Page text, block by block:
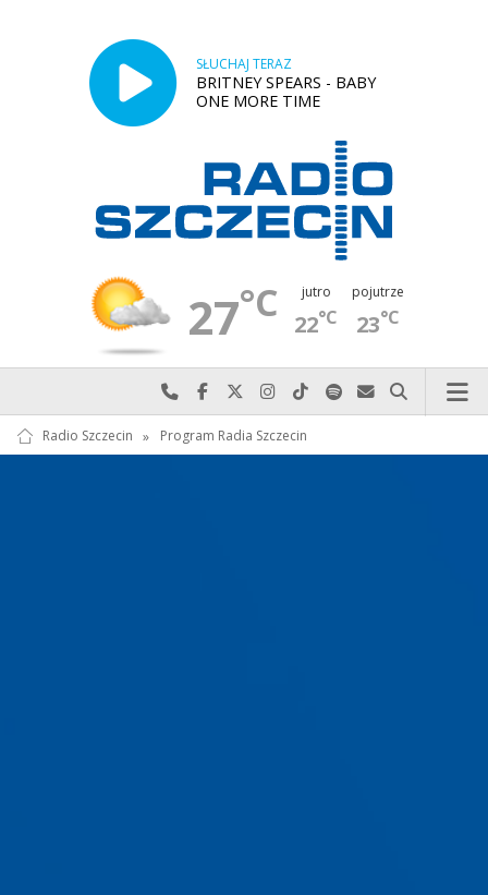
SŁUCHAJ TERAZ
BRITNEY SPEARS - BABY
ONE MORE TIME
27°C jutro
22°C
pojutrze
23°C
Najlepiej po prostu do nas zadzwoń
Odwiedź nas na Facebook-u
Odwiedź nas na X
Odwiedź nas na Instagram-ie
Odwiedź nas na TikTok-u
Szukaj nas na Spotify
Wyślij do nas
Szukaj
Radio Szczecin » Program Radia Szczecin